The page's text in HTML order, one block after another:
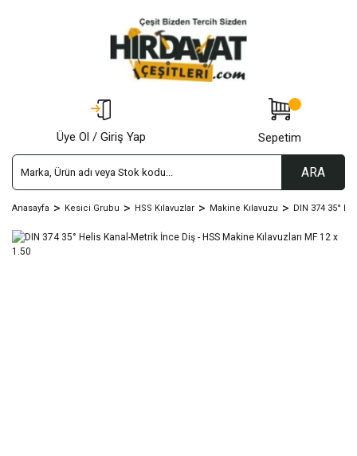
ARA
Üye Ol / Giriş Yap Sepetim
Anasayfa Kesici Grubu HSS Kılavuzlar Makine Kılavuzu DIN 374 35°